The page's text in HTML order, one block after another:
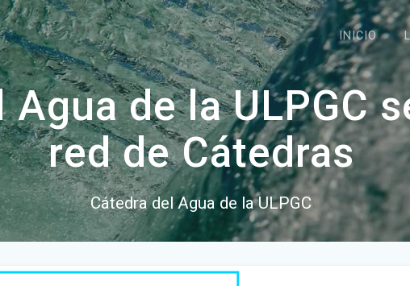
INICIO
de la ULPGC
red de Cátedras
Cátedra del Agua de la ULPGC